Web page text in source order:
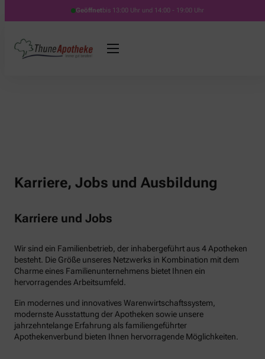
Geöffnetbis 13:00 Uhr und 14:00 - 19:00 Uhr
Karriere, Jobs und Ausbildung
Karriere und Jobs
Wir sind ein Familienbetrieb, der inhabergeführt aus 4 Apotheken
besteht. Die Größe unseres Netzwerks in Kombination mit dem
Charme eines Familienunternehmens bietet Ihnen ein
hervorragendes Arbeitsumfeld.
Ein modernes und innovatives Warenwirtschaftssystem,
modernste Ausstattung der Apotheken sowie unsere
jahrzehntelange Erfahrung als familiengeführter
Apothekenverbund bieten Ihnen hervorragende Möglichkeiten.